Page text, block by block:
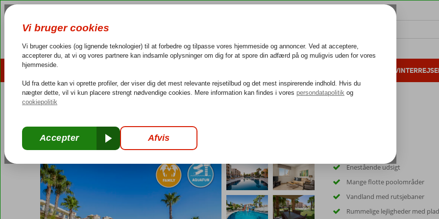
4,3/5 på Trustpilot Dansk guideservice 40.000 danske gæster i 2025 25 års erfaring
Unique Resort Hotel Golf & Spa
All Inclusive-Hotel
Enestående udsigt
Mange flotte poolområder
Vandland med rutsjebaner
Rummelige lejligheder med